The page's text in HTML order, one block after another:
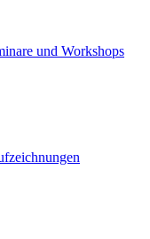
und Workshops